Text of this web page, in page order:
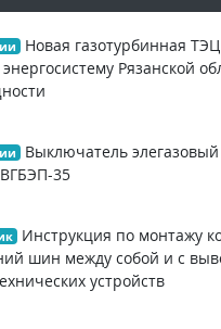
Новая газотурбинная
Рязанской
Выключатель
35
Инструкция по монтажу
шин между собой и с
устройств